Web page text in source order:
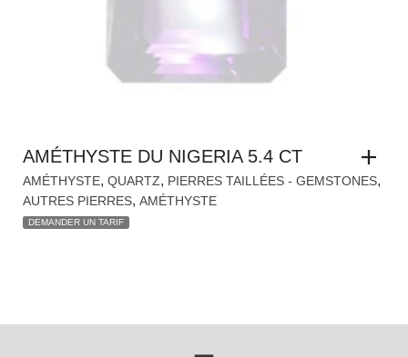
AMÉTHYSTE DU NIGERIA 5.4 CT
AMÉTHYSTE, QUARTZ, PIERRES TAILLÉES - GEMSTONES,
AUTRES PIERRES, AMÉTHYSTE
DEMANDER UN TARIF